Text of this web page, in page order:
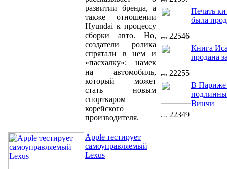
развитии бренда, а
также отношении
Hyundai к процессу
сборки авто. Но,
создатели ролика
спрятали в нем и
«пасхалку»: намек
на автомобиль,
который может
стать новым
спорткаром
корейского
производителя.
Apple тестирует
самоуправляемый
Lexus
Печать
была
22546
Книга
продана
22255
В Париже
Винчи
22349